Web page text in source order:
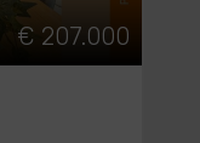
€ 207.000